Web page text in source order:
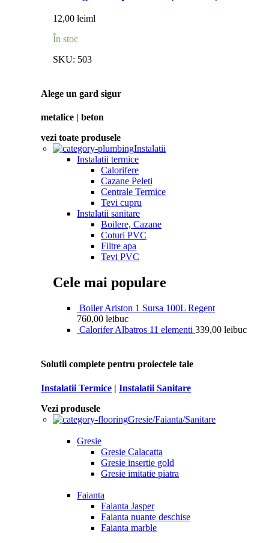
12,00 leiml
În stoc
SKU: 503
Alege un gard sigur
metalice | beton
vezi toate produsele
Instalatii
Instalatii termice
Calorifere
Cazane Peleti
Centrale Termice
Tevi cupru
Instalatii sanitare
Boilere, Cazane
Coturi PVC
Filtre apa
Tevi PVC
Cele mai populare
Boiler Ariston 1 Sursa 100L Regent
760,00 leibuc
Calorifer Albatros 11 elementi 339,00 leibuc
Solutii complete pentru proiectele tale
Instalatii Termice | Instalatii Sanitare
Vezi produsele
Gresie/Faianta/Sanitare
Gresie
Gresie Calacatta
Gresie insertie gold
Gresie imitatie piatra
Faianta
Faianta Jasper
Faianta nuante deschise
Faianta marble